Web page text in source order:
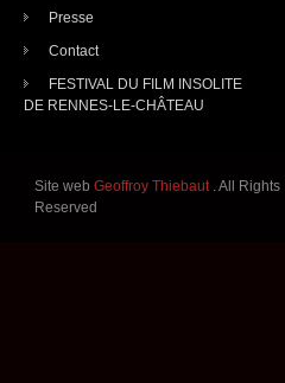
Presse
Contact
FESTIVAL DU FILM INSOLITE
DE RENNES-LE-CHÂTEAU
Site webGeoffroy Thiebaut . All Rights
Reserved